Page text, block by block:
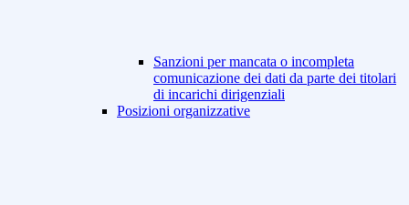
Sanzioni per mancata o incompleta
comunicazione dei dati da parte dei titolari
di incarichi dirigenziali
Posizioni organizzative